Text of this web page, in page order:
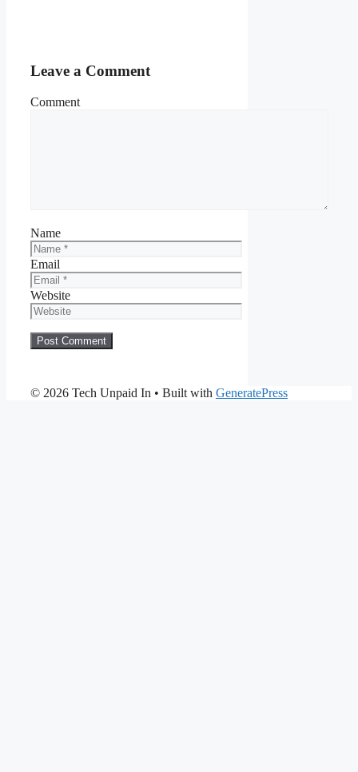
Leave a Comment
Comment
Name
Email
Website
© 2026 Tech Unpaid In • Built with GeneratePress